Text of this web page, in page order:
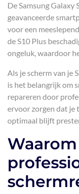
De Samsung Galaxy
geavanceerde
voor een
de S10 Plus
ongeluk, waardoor
Als je scherm van je
is het belangrijk om
repareren door
ervoor zorgen dat je
optimaal blijft